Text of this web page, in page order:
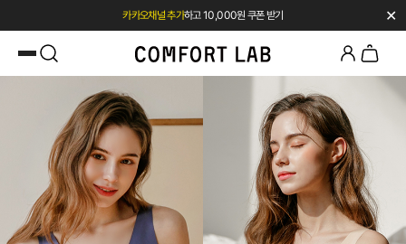
첫 구매 시 베스트셀러 50% 즉시 할인 ✕